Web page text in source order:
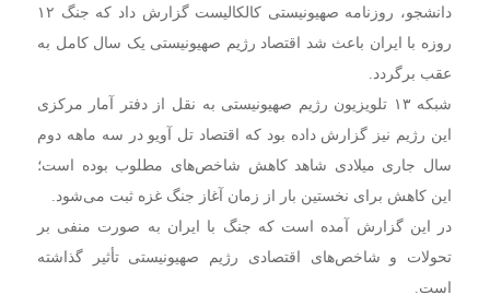
دانشجو، روزنامه صهیونیستی کالکالیست گزارش داد که جنگ ۱۲
روزه با ایران باعث شد اقتصاد رژیم صهیونیستی یک سال کامل به
عقب برگردد.
شبکه ۱۳ تلویزیون رژیم صهیونیستی به نقل از دفتر آمار مرکزی
این رژیم نیز گزارش داده بود که اقتصاد تل آویو در سه ماهه دوم
سال جاری میلادی شاهد کاهش شاخص‌های مطلوب بوده است؛
این کاهش برای نخستین بار از زمان آغاز جنگ غزه ثبت می‌شود.
در این گزارش آمده است که جنگ با ایران به صورت منفی بر
تحولات و شاخص‌های اقتصادی رژیم صهیونیستی تأثیر گذاشته
است.